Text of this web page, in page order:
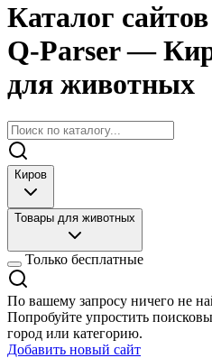
Каталог
Q-Parser—
для животных
Киров
Товары для животных
Только бесплатные
По вашему запросу ничего не
Попробуйте упростить
город или категорию.
Добавить новый сайт